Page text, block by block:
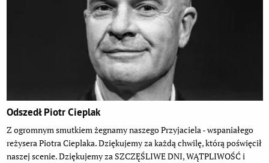
Odszedł Piotr Cieplak
Z ogromnym smutkiem żegnamy naszego Przyjaciela - wspaniałego
reżysera Piotra Cieplaka. Dziękujemy za każdą chwilę, którą poświęcił
naszej scenie. Dziękujemy za SZCZĘŚLIWE DNI, WĄTPLIWOŚĆ i